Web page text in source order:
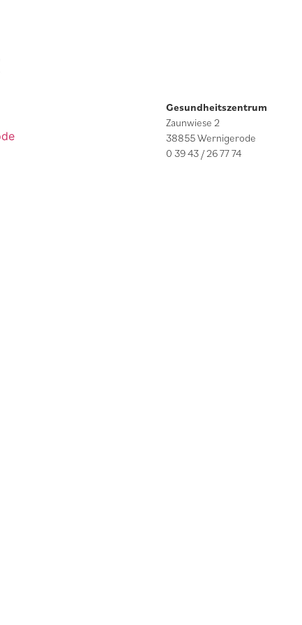
Gesundheitszentrum
Zaunwiese 2
38855 Wernigerode
0 39 43 / 26 77 74